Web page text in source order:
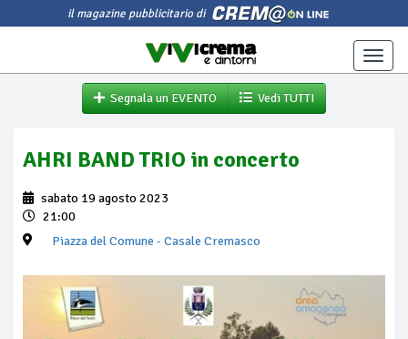
il magazine pubblicitario di
Toggle
Segnala un EVENTO
Vedi TUTTI
AHRI BAND TRIO in concerto
sabato 19 agosto 2023
21:00
Piazza del Comune - Casale Cremasco